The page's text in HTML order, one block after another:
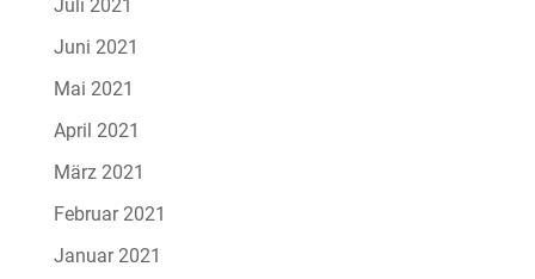
Juli 2021
Juni 2021
Mai 2021
April 2021
März 2021
Februar 2021
Januar 2021